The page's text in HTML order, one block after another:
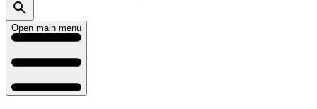
Open main menu